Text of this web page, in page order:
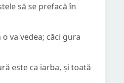
să se prefacă în
va vedea; căci gura
este ca iarba, și toată